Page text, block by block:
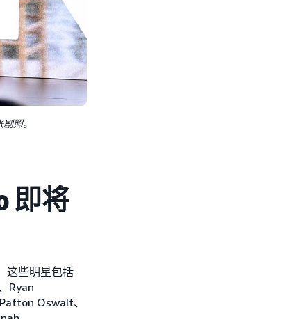
照。
即将
这些明星包括
Ryan
Oswalt、